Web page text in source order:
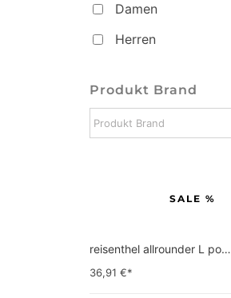
Damen
Herren
Produkt Brand
SALE %
reisenthel allrounder L pocket  Vielseitige Doktortasche für Reise, Arbeit und Freizeit  Mit praktischer Trolley…
36,91 €*